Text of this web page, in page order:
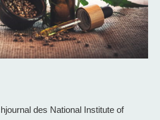
des National Institute of